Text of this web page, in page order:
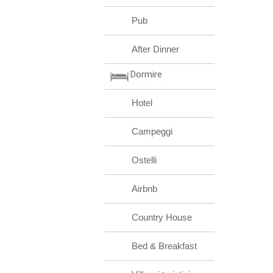
Pub
After Dinner
Dormire
Hotel
Campeggi
Ostelli
Airbnb
Country House
Bed & Breakfast